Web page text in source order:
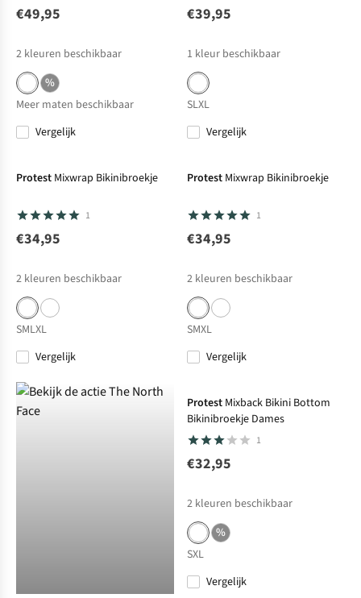
€49,95
2 kleuren beschikbaar
%
Meer maten beschikbaar
Vergelijk
€39,95
1 kleur beschikbaar
SLXL
Vergelijk
Protest Mixwrap Bikinibroekje
1
€34,95
2 kleuren beschikbaar
SMLXL
Vergelijk
Protest Mixwrap Bikinibroekje
1
€34,95
2 kleuren beschikbaar
SMXL
Vergelijk
Protest Mixback Bikini Bottom
Bikinibroekje Dames
1
€32,95
2 kleuren beschikbaar
%
SXL
Vergelijk